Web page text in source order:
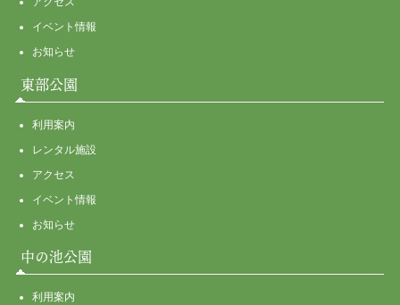
イベント情報
お知らせ
東部公園
利用案内
レンタル施設
アクセス
イベント情報
お知らせ
中の池公園
利用案内